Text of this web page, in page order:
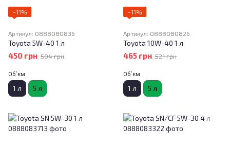
−11%
Артикул: 0888080836
Toyota 5W-40 1 л
450 грн 504 грн
Об’єм
1 л 5 л
−11%
Артикул: 0888080826
Toyota 10W-40 1 л
465 грн 521 грн
Об’єм
1 л 5 л